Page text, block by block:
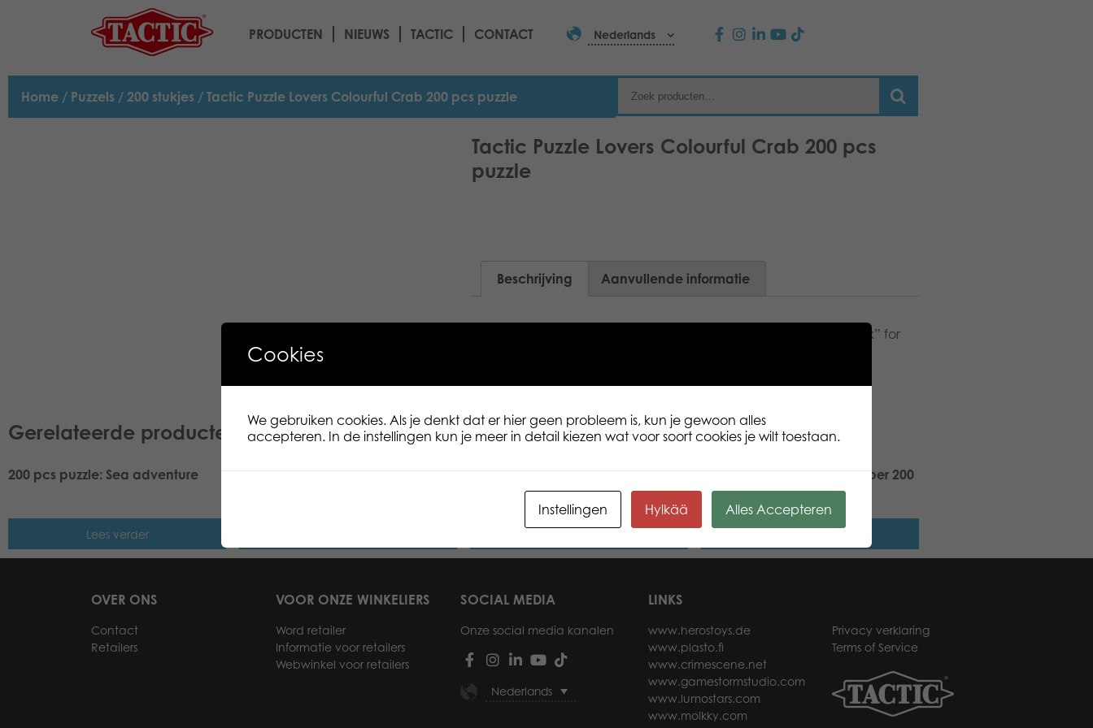
PRODUCTEN NIEUWS TACTIC CONTACT Nederlands
Home / Puzzels / 200 stukjes / Tactic Puzzle Lovers Colourful Crab 200 pcs puzzle
Tactic Puzzle Lovers Colourful Crab 200 pcs
puzzle
Beschrijving Aanvullende informatie
200 pcs puzzle range with stunning motifs. Suitable as a “snack” for
Gerelateerde producten
200 pcs puzzle: Sea adventure​
Lees verder
Tactic Puzzle Lovers Sailboat at
Tactic Puzzle Lovers Bunnies 200
pcs puzzle
Tactic Puzzle Lovers Blue Viper 200
pcs puzzle
OVER ONS
Contact
Retailers
VOOR ONZE WINKELIERS
Word retailer
Informatie voor retailers
Webwinkel voor retailers
SOCIAL MEDIA
Onze social media kanalen
Nederlands
LINKS
www.herostoys.de
www.plasto.fi
www.crimescene.net
www.gamestormstudio.com
www.lumostars.com
www.molkky.com
Privacy verklaring
Terms of Service
Cookies
We gebruiken cookies. Als je denkt dat er hier geen probleem is, kun je gewoon alles
accepteren. In de instellingen kun je meer in detail kiezen wat voor soort cookies je wilt toestaan.
Instellingen Hylkää Alles Accepteren